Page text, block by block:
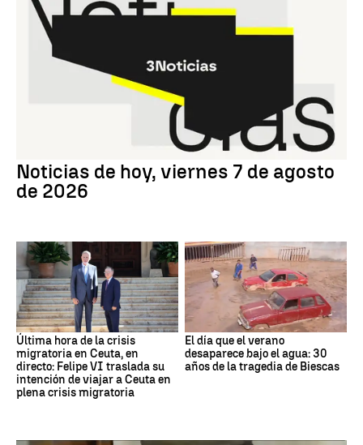
Noticias de hoy, viernes 7 de agosto
de 2026
Última hora de la crisis
migratoria en Ceuta, en
directo: Felipe VI traslada su
intención de viajar a Ceuta en
plena crisis migratoria
El día que el verano
desaparece bajo el agua: 30
años de la tragedia de Biescas